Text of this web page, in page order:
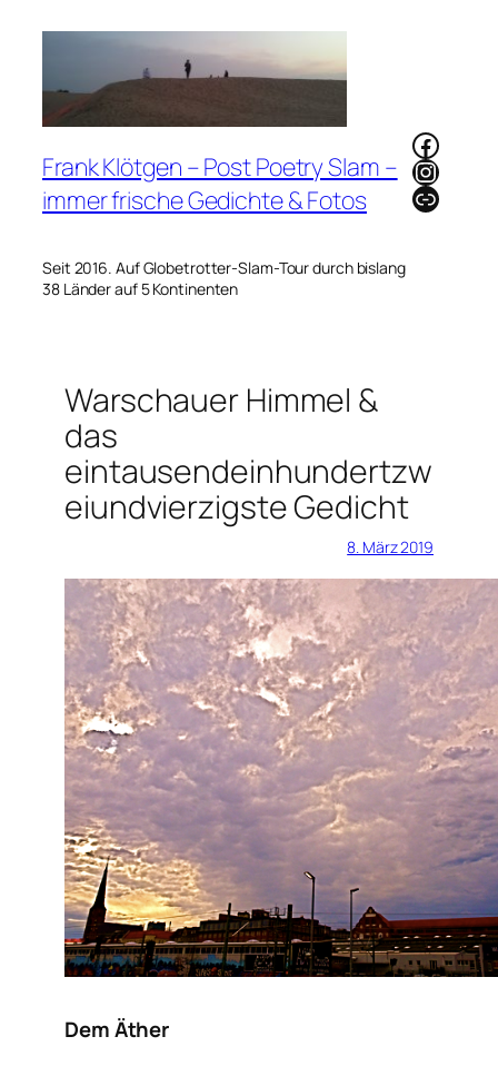
Frank Klötgen – Post Poetry Slam –
immer frische Gedichte & Fotos
Seit 2016. Auf Globetrotter-Slam-Tour durch bislang
38 Länder auf 5 Kontinenten
Link
Warschauer Himmel &
das
eintausendeinhundertzw
eiundvierzigste Gedicht
8. März 2019
Dem Äther